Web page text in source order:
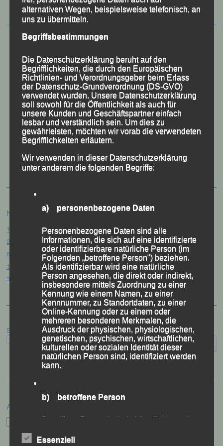
Festzschrift
Neueste Beiträge
15. Pörndorfer Sommernachtslauf – Pörndorf, 01.08.2026
20. Goldener Steig-Lauf – Stozec/Tusset, 01.08.2026
61. Bergsportfest – Ortenburg, 26.07.2026
12. Loser Berglauf – Altaussee/Österreich, 25.07.2026
32. Sommerbiathlon – Passau, 18.07.2026
Suchen
Archiv
Archiv
alternativen Wegen, beispielsweise telefonisch, an
uns zu übermitteln.
Begriffsbestimmungen
Die Datenschutzerklärung beruht auf den
Begrifflichkeiten, die durch den Europäischen
Richtlinien- und Verordnungsgeber beim Erlass
der Datenschutz-Grundverordnung (DS-GVO)
verwendet wurden. Unsere Datenschutzerklärung
soll sowohl für die Öffentlichkeit als auch für
unsere Kunden und Geschäftspartner einfach
lesbar und verständlich sein. Um dies zu
gewährleisten, möchten wir vorab die verwendeten
Begrifflichkeiten erläutern.
Wir verwenden in dieser Datenschutzerklärung
unter anderem die folgenden Begriffe:
a) personenbezogene Daten
Personenbezogene Daten sind alle
Informationen, die sich auf eine identifizierte
oder identifizierbare natürliche Person (im
Folgenden „betroffene Person") beziehen.
Als identifizierbar wird eine natürliche
Person angesehen, die direkt oder indirekt,
insbesondere mittels Zuordnung zu einer
Kennung wie einem Namen, zu einer
Kennnummer, zu Standortdaten, zu einer
Online-Kennung oder zu einem oder
mehreren besonderen Merkmalen, die
Ausdruck der physischen, physiologischen,
genetischen, psychischen, wirtschaftlichen,
kulturellen oder sozialen Identität dieser
natürlichen Person sind, identifiziert werden
kann.
b) betroffene Person
Betroffene Person ist jede identifizierte oder
personenbezogene Daten von dem für die
Essenziell